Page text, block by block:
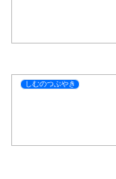
しむのつぶやき